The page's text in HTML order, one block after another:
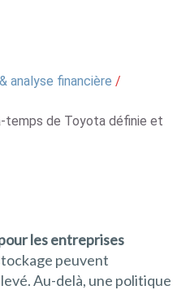
analyse financière /
temps de Toyota définie et
les entreprises
peuvent
Au-delà, une politique